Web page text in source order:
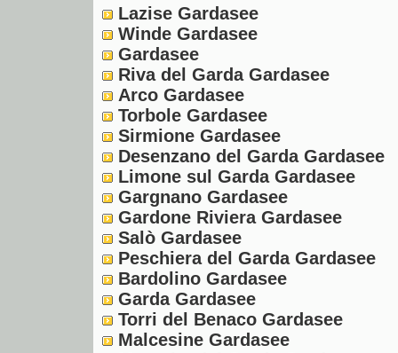
Lazise Gardasee
Winde Gardasee
Gardasee
Riva del Garda Gardasee
Arco Gardasee
Torbole Gardasee
Sirmione Gardasee
Desenzano del Garda Gardasee
Limone sul Garda Gardasee
Gargnano Gardasee
Gardone Riviera Gardasee
Salò Gardasee
Peschiera del Garda Gardasee
Bardolino Gardasee
Garda Gardasee
Torri del Benaco Gardasee
Malcesine Gardasee